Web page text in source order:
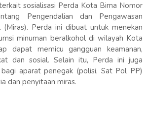
sosialisasi Perda Kota Bima Nomor
Pengendalian dan Pengawasan
(Miras). Perda ini dibuat untuk menekan
minuman beralkohol di wilayah Kota
dapat memicu gangguan keamanan,
dan sosial. Selain itu, Perda ini juga
aparat penegak (polisi, Sat Pol PP)
dan penyitaan miras.